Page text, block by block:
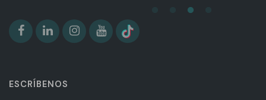
ESCRÍBENOS